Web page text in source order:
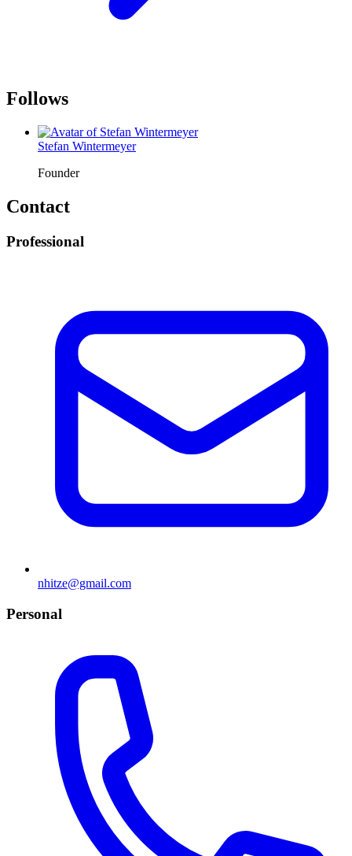
Follows
Stefan Wintermeyer
Founder
Contact
Professional
nhitze@gmail.com
Personal